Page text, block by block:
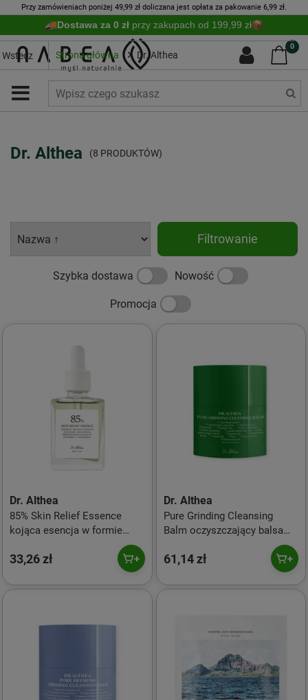
Przy zamówieniach poniżej 49,99 zł doliczana jest opłata za pakowanie 6,99 zł.
Dostawa za 0 zł przy zakupach od 199,99 zł
0
Wstecz Strona główna Dr. Althea
Dr. Althea (8 PRODUKTÓW)
Filtrowanie
Szybka dostawa Nowość
Promocja
Dr. Althea
85% Skin Relief Essence
kojąca esencja w formie
ampułki z 85% ekstraktu z
wąkroty azjatyckiej 30ml
33,26 zł
Dr. Althea
Pure Grinding Cleansing
Balm oczyszczający balsam
61,14 zł